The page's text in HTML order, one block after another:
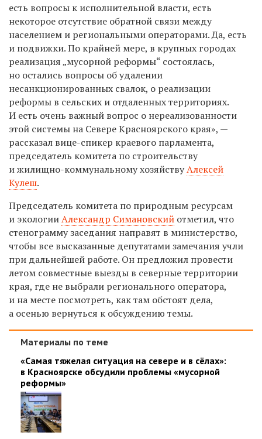
есть вопросы к исполнительной власти, есть
некоторое отсутствие обратной связи между
населением и региональными операторами. Да, есть
и подвижки. По крайней мере, в крупных городах
реализация „мусорной реформы“ состоялась,
но остались вопросы об удалении
несанкционированных свалок, о реализации
реформы в сельских и отдаленных территориях.
И есть очень важный вопрос о нереализованности
этой системы на Севере Красноярского края», —
рассказал вице-спикер краевого парламента,
председатель комитета по строительству
и жилищно-коммунальному хозяйствуАлексей
Кулеш.
Председатель комитета по природным ресурсам
и экологииАлександр Симановский отметил, что
стенограмму заседания направят в министерство,
чтобы все высказанные депутатами замечания учли
при дальнейшей работе. Он предложил провести
летом совместные выезды в северные территории
края, где не выбрали регионального оператора,
и на месте посмотреть, как там обстоят дела,
а осенью вернуться к обсуждению темы.
Материалы по теме
«Самая тяжелая ситуация на севере и в сёлах»:
в Красноярске обсудили проблемы «мусорной
реформы»